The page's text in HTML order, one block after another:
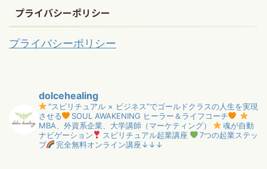
プライバシーポリシー
プライバシーポリシー
dolcehealing
"スピリチュアル × ビジネス”でゴールドクラスの人生を実現
させる
SOUL AWAKENING ヒーラー＆ライフコーチ
MBA、外資系企業、大学講師（マーケティング）
魂が自動
ナビゲーション
スピリチュアル起業講座
7つの起業ステッ
プ
完全無料オンライン講座↓↓↓